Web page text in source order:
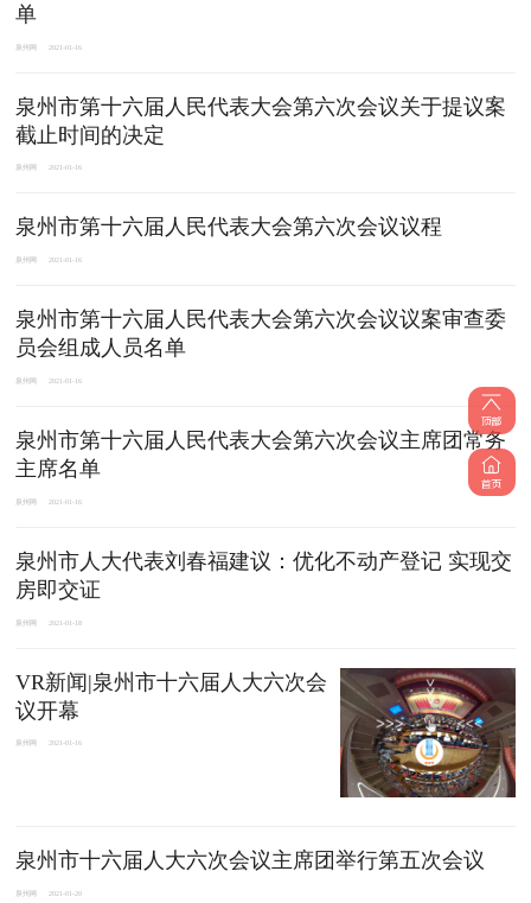
单
泉州网 2021-01-16
泉州市第十六届人民代表大会第六次会议关于提议案
截止时间的决定
泉州网 2021-01-16
泉州市第十六届人民代表大会第六次会议议程
泉州网 2021-01-16
泉州市第十六届人民代表大会第六次会议议案审查委
员会组成人员名单
泉州网 2021-01-16
泉州市第十六届人民代表大会第六次会议主席团常务
主席名单
泉州网 2021-01-16
泉州市人大代表刘春福建议：优化不动产登记 实现交
房即交证
泉州网 2021-01-18
VR新闻|泉州市十六届人大六次会
议开幕
泉州网 2021-01-16
泉州市十六届人大六次会议主席团举行第五次会议
泉州网 2021-01-20